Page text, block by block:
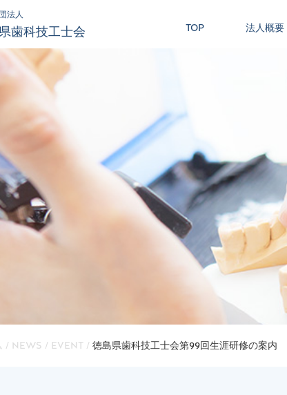
法人
歯科技工士会 TOP 法人概要
/ NEWS / EVENT / 徳島県歯科技工士会第99回生涯研修の案内